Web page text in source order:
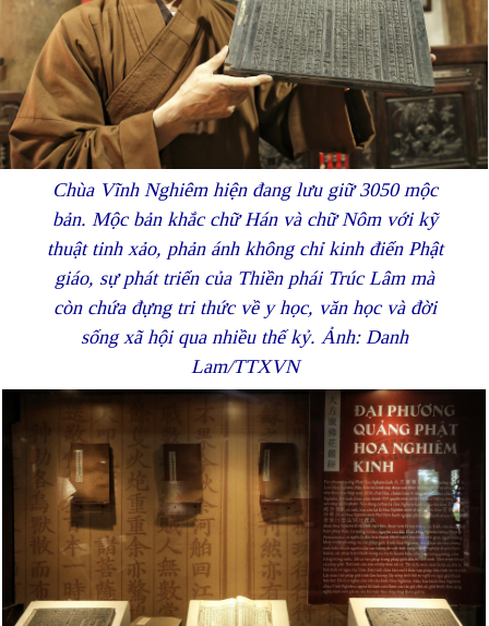
Chùa Vĩnh Nghiêm hiện đang lưu giữ 3050 mộc
bản. Mộc bản khắc chữ Hán và chữ Nôm với kỹ
thuật tinh xảo, phản ánh không chỉ kinh điển Phật
giáo, sự phát triển của Thiền phái Trúc Lâm mà
còn chứa đựng tri thức về y học, văn học và đời
sống xã hội qua nhiều thế kỷ. Ảnh: Danh
Lam/TTXVN